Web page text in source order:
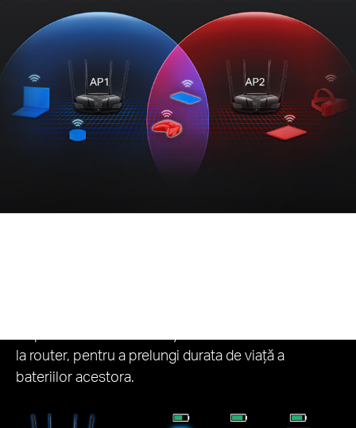
la router, pentru a prelungi durata de viață a
bateriilor acestora.